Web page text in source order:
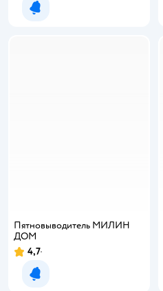
Уведомить о появлении
Пятновыводитель МИЛИН
ДОМ
Рейтинг:
4,7
Уведомить о появлении